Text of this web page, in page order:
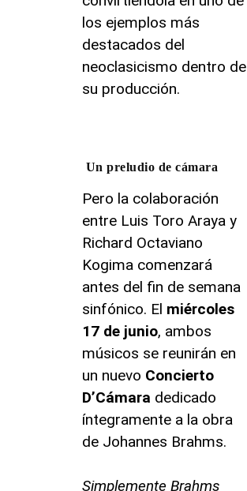
los ejemplos más
destacados del
neoclasicismo dentro de
su producción.
Un preludio de cámara
Pero la colaboración
entre Luis Toro Araya y
Richard Octaviano
Kogima comenzará
antes del fin de semana
sinfónico. El miércoles
17 de junio, ambos
músicos se reunirán en
un nuevo Concierto
D’Cámara dedicado
íntegramente a la obra
de Johannes Brahms.
Simplemente Brahms